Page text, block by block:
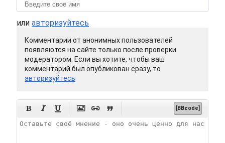
или авторизуйтесь
Комментарии от анонимных пользователей
появляются на сайте только после проверки
модератором. Если вы хотите, чтобы ваш
комментарий был опубликован сразу, то
авторизуйтесь
      [BBcode]